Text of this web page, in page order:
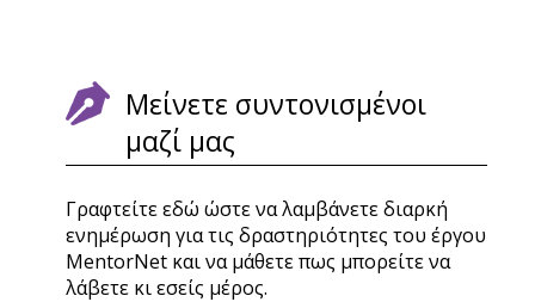
Μείνετε συντονισμένοι
μαζί μας
Γραφτείτε εδώ ώστε να λαμβάνετε διαρκή
ενημέρωση για τις δραστηριότητες του έργου
MentorNet και να μάθετε πως μπορείτε να
λάβετε κι εσείς μέρος.